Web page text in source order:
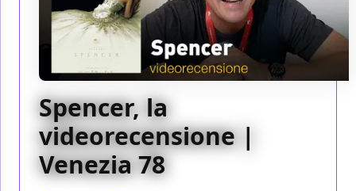
Spencer, la
videorecensione |
Venezia 78